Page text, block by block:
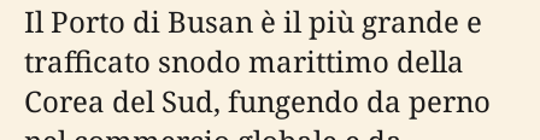
Il Porto di Busan è il più grande e
trafficato snodo marittimo della
Corea del Sud, fungendo da perno